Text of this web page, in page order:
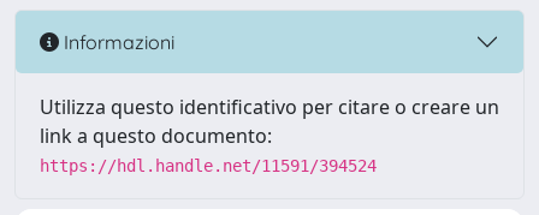
Informazioni
Utilizza questo identificativo per citare o creare un
link a questo documento:
https://hdl.handle.net/11591/394524